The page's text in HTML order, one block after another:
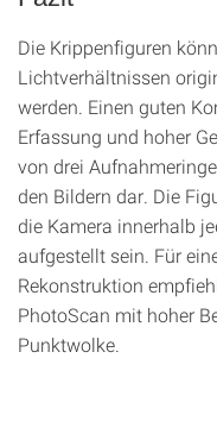
Die Krippenfiguren
Lichtverhältnissen
werden. Einen guten
Erfassung und hoher
von drei
den Bildern dar. Die
die Kamera innerhalb
aufgestellt sein. Für
Rekonstruktion
PhotoScan mit hoher
Punktwolke.